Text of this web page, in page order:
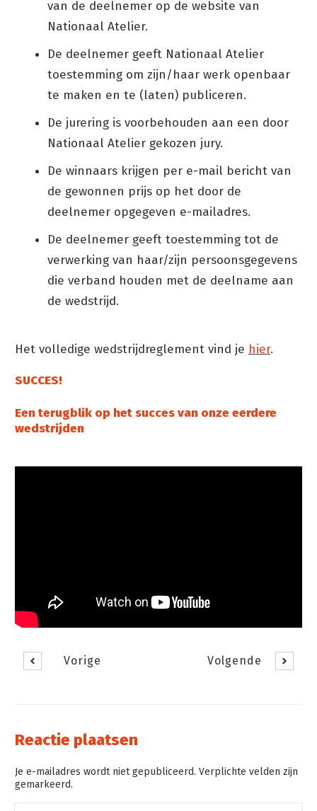
van de deelnemer op de website van
Nationaal Atelier.
De deelnemer geeft Nationaal Atelier
toestemming om zijn/haar werk openbaar
te maken en te (laten) publiceren.
De jurering is voorbehouden aan een door
Nationaal Atelier gekozen jury.
De winnaars krijgen per e-mail bericht van
de gewonnen prijs op het door de
deelnemer opgegeven e-mailadres.
De deelnemer geeft toestemming tot de
verwerking van haar/zijn persoonsgegevens
die verband houden met de deelname aan
de wedstrijd.
Het volledige wedstrijdreglement vind je hier.
SUCCES!
Een terugblik op het succes van onze eerdere
wedstrijden
Vorige Volgende
Reactie plaatsen
Je e-mailadres wordt niet gepubliceerd. Verplichte velden zijn
gemarkeerd.